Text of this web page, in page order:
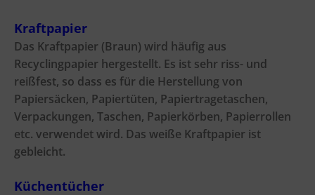
Kraftpapier
Das Kraftpapier (Braun) wird häufig aus
Recyclingpapier hergestellt. Es ist sehr riss- und
reißfest, so dass es für die Herstellung von
Papiersäcken, Papiertüten, Papiertragetaschen,
Verpackungen, Taschen, Papierkörben, Papierrollen
etc. verwendet wird. Das weiße Kraftpapier ist
gebleicht.
Küchentücher